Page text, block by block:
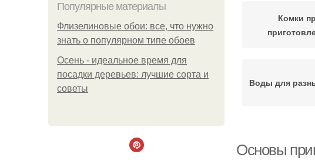
Популярные материалы
Флизелиновые обои: все, что нужно
знать о популярном типе обоев
Осень - идеальное время для
посадки деревьев: лучшие сорта и
советы
Комки
Воды для
Основы